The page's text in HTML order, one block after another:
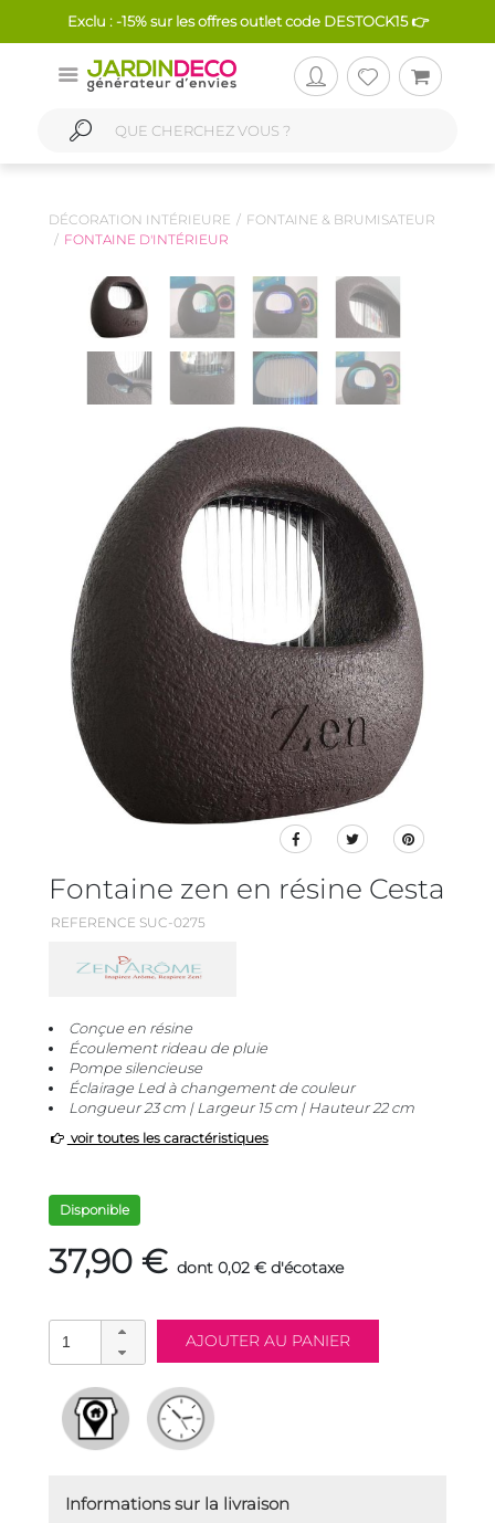
Exclu : -15% sur les offres outlet code DESTOCK15 👉
DÉCORATION INTÉRIEURE
FONTAINE & BRUMISATEUR
FONTAINE D'INTÉRIEUR
Fontaine zen en résine Cesta
REFERENCE SUC-0275
Conçue en résine
Écoulement rideau de pluie
Pompe silencieuse
Éclairage Led à changement de couleur
Longueur 23 cm | Largeur 15 cm | Hauteur 22 cm
voir toutes les caractéristiques
Disponible
37,90 € dont 0,02 € d'écotaxe
Informations sur la livraison